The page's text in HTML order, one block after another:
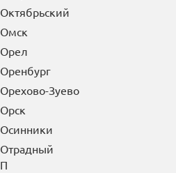
Октябрьский
Омск
Орел
Оренбург
Орехово-Зуево
Орск
Осинники
Отрадный
П